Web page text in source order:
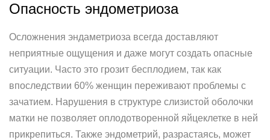
Опасность эндометриоза
Осложнения эндаметриоза всегда доставляют
неприятные ощущения и даже могут создать опасные
ситуации. Часто это грозит бесплодием, так как
впоследствии 60% женщин переживают проблемы с
зачатием. Нарушения в структуре слизистой оболочки
матки не позволяет оплодотворенной яйцеклетке в ней
прикрепиться. Также эндометрий, разрастаясь, может